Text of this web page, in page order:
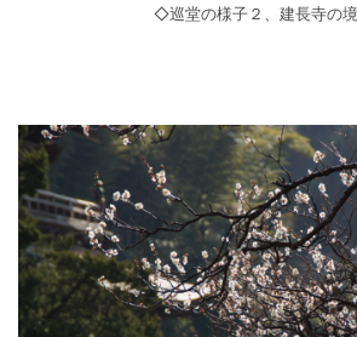
◇巡堂の様子２、建長寺の境